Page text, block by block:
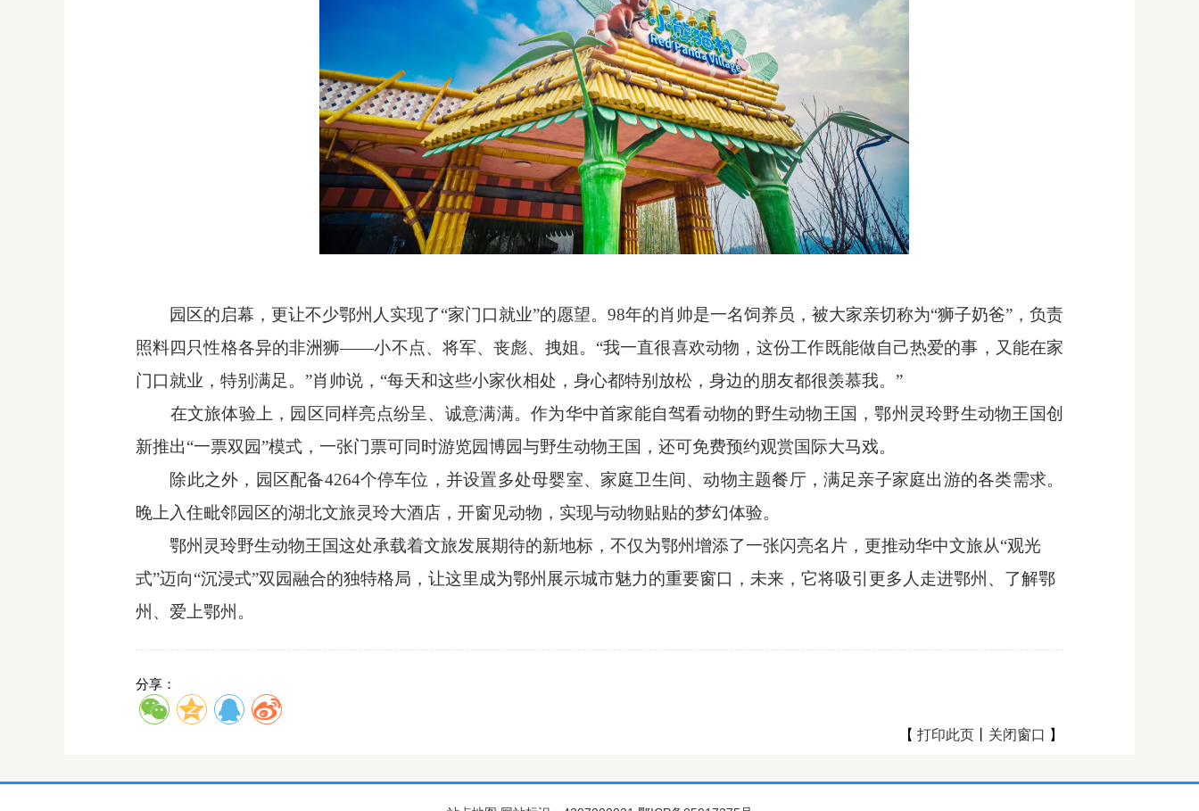
园区的启幕，更让不少鄂州人实现了“家门口就业”的愿望。98年的肖帅是一名饲养员，被大家亲切称为“狮子奶爸”，负责
照料四只性格各异的非洲狮——小不点、将军、丧彪、拽姐。“我一直很喜欢动物，这份工作既能做自己热爱的事，又能在家
门口就业，特别满足。”肖帅说，“每天和这些小家伙相处，身心都特别放松，身边的朋友都很羡慕我。”
在文旅体验上，园区同样亮点纷呈、诚意满满。作为华中首家能自驾看动物的野生动物王国，鄂州灵玲野生动物王国创
新推出“一票双园”模式，一张门票可同时游览园博园与野生动物王国，还可免费预约观赏国际大马戏。
除此之外，园区配备4264个停车位，并设置多处母婴室、家庭卫生间、动物主题餐厅，满足亲子家庭出游的各类需求。
晚上入住毗邻园区的湖北文旅灵玲大酒店，开窗见动物，实现与动物贴贴的梦幻体验。
鄂州灵玲野生动物王国这处承载着文旅发展期待的新地标 ， 不仅为鄂州增添了一张闪亮名片 ， 更推动华中文旅从“观光
式”迈向“沉浸式”双园融合的独特格局 ， 让这里成为鄂州展示城市魅力的重要窗口 ， 未来，它将吸引更多人走进鄂州、了解鄂
州、爱上鄂州 。
分享：
【 打印此页 关闭窗口 】